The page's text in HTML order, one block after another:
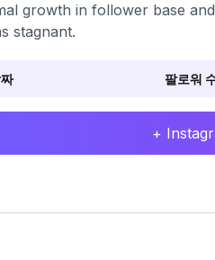
growth in follower base
stagnant.
팔로워
+